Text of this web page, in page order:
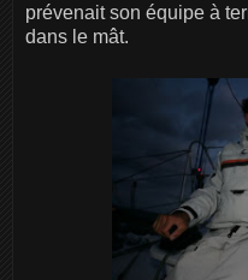
prévenait son équipe à
dans le mât.